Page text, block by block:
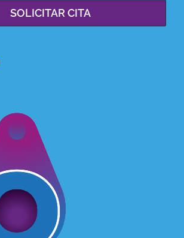
SOLICITAR CITA